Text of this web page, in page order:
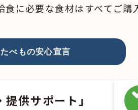
に必要な食材はすべてご購
べもの安心宣言
供サポート」